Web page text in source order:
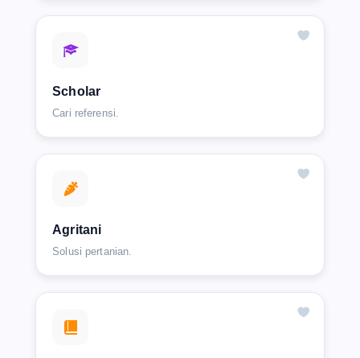
Scholar
Cari referensi.
Agritani
Solusi pertanian.